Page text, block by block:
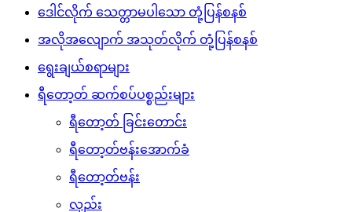
ဒေါင်လိုက် သေတ္တာမပါသော တုံ့ပြန်စနစ်
အလိုအလျောက် အသုတ်လိုက် တုံ့ပြန်စနစ်
ရွေးချယ်စရာများ
ရီတော့တ် ဆက်စပ်ပစ္စည်းများ
ရီတော့တ် ခြင်းတောင်း
ရီတော့တ်ဗန်းအောက်ခံ
ရီတော့တ်ဗန်း
လှည်း